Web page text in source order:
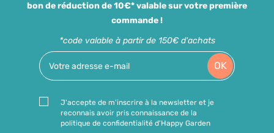
bon de réduction de 10€* valable sur votre première
commande !
*code valable à partir de 150€ d'achats
OK
J'accepte de m'inscrire à la newsletter et je
reconnais avoir pris connaissance de la
politique de confidentialité d'Happy Garden